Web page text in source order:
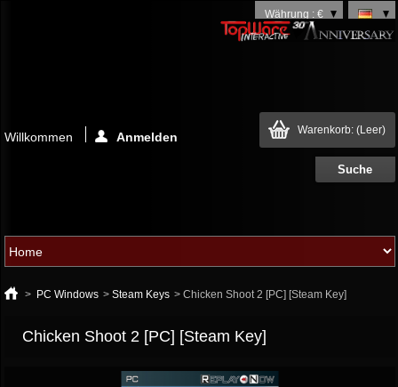
Währung : €
Warenkorb: (Leer)
Willkommen Anmelden
> PC Windows > Steam Keys > Chicken Shoot 2 [PC] [Steam Key]
Chicken Shoot 2 [PC] [Steam Key]